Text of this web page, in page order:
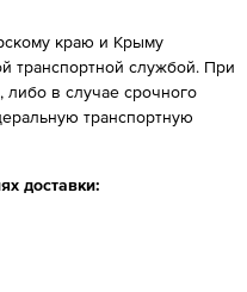
краю и Крыму
транспортной службой. При
либо в случае срочного
транспортную
доставки: